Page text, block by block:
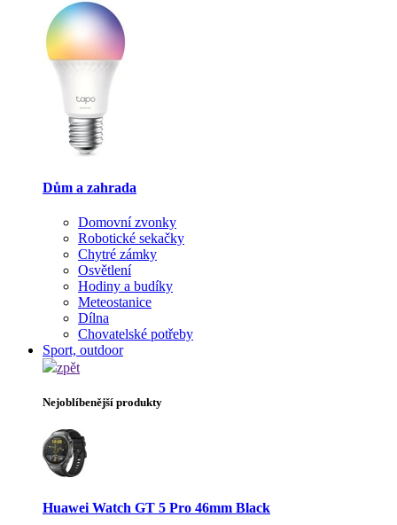
Dům a zahrada
Domovní zvonky
Robotické sekačky
Chytré zámky
Osvětlení
Hodiny a budíky
Meteostanice
Dílna
Chovatelské potřeby
Sport, outdoor
zpět
Nejoblíbenější produkty
Huawei Watch GT 5 Pro 46mm Black